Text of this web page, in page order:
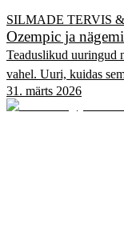
SILMADE TERVIS
Ozempic ja
Teaduslikud uuringud
vahel. Uuri, kuidas
31. märts 2026